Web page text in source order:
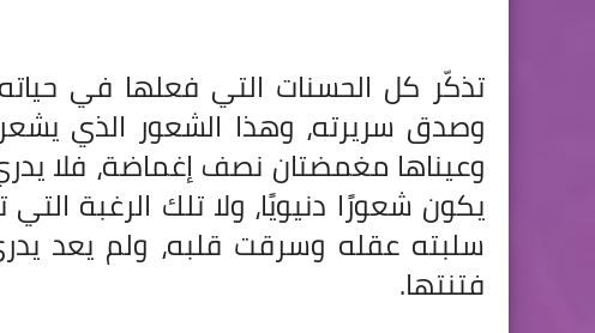
تذكّر كل الحسنات التي فعلها في
وصدق سريرته، وهذا الشعور الذي
وعيناها مغمضتان نصف إغماضة، فلا
يكون شعورًا دنيويًا، ولا تلك الرغبة
سلبته عقله وسرقت قلبه، ولم يعد
فتنتها.